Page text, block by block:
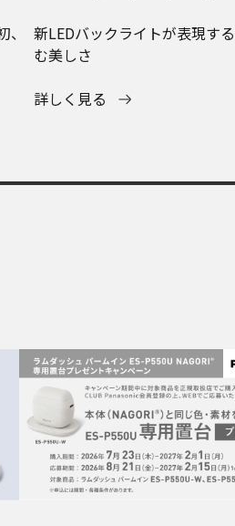
新LEDバックライトが表現す
む美しさ
詳しく見る